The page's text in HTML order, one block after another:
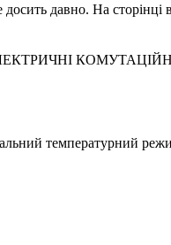
давно. На сторінці
температурний